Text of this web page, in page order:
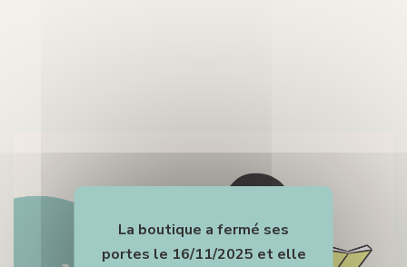
La boutique a fermé ses
portes le 16/11/2025 et elle